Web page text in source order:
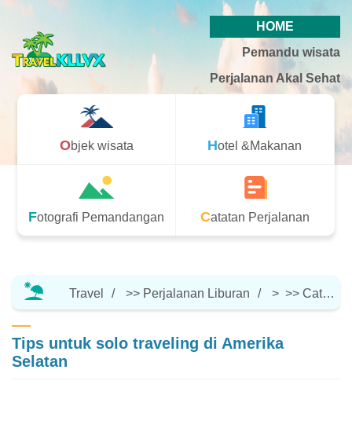
HOME
Pemandu wisata
Perjalanan Akal Sehat
Objek wisata Hotel &Makanan
Fotografi Pemandangan Catatan Perjalanan
Travel >> Perjalanan Liburan > >> Catatan Perjalanan
Tips untuk solo traveling di Amerika
Selatan